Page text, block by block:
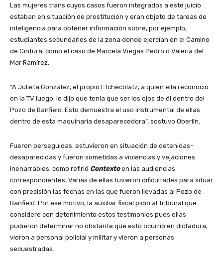
Las mujeres trans cuyos casos fueron integrados a este juicio
estaban en situación de prostitución y eran objeto de tareas de
inteligencia para obtener información sobre, por ejemplo,
estudiantes secundarios de la zona donde ejercían en el Camino
de Cintura, como el caso de Marcela Viegas Pedro o Valeria del
Mar Ramírez.
“A Julieta González, el propio Etchecolatz, a quien ella reconoció
en la TV luego, le dijo que tenía que ser los ojos de él dentro del
Pozo de Banfield. Esto demuestra el uso instrumental de ellas
dentro de esta maquinaria desaparecedora”, sostuvo Oberlín.
Fueron perseguidas, estuvieron en situación de detenidas-
desaparecidas y fueron sometidas a violencias y vejaciones
inenarrables, como refirió Contextoen las audiencias
correspondientes. Varias de ellas tuvieron dificultades para situar
con precisión las fechas en las que fueron llevadas al Pozo de
Banfield. Por ese motivo, la auxiliar fiscal pidió al Tribunal que
considere con detenimiento estos testimonios pues ellas
pudieron determinar no obstante que esto ocurrió en dictadura,
vieron a personal policial y militar y vieron a personas
secuestradas.